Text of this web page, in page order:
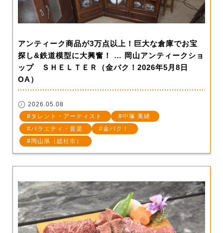
アンティーク商品が3万点以上！巨大な倉庫でお宝
探し&鉄道模型に大興奮！ … 岡山アンティークショ
ップ ＳＨＥＬＴＥＲ（金バク！2026年5月8日
OA）
2026.05.08
タレント・アーティスト
中塚 美緒
バラエティ・音楽
金バク！
岡山県（総社市）